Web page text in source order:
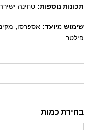
תכונות נוספות: טחינה
שימוש מיועד: אספרסו,
פילטר